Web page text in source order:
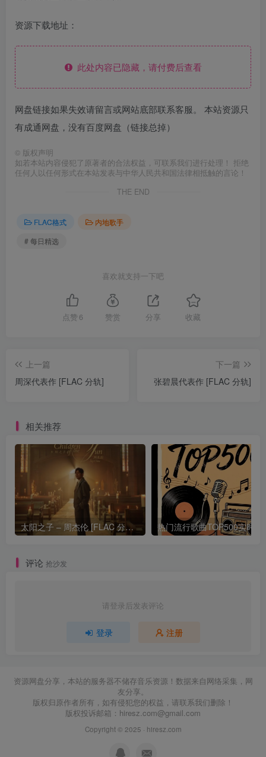
资源下载地址：
此处内容已隐藏，请付费后查看
网盘链接如果失效请留言或网站底部联系客服。 本站资源只
有成通网盘，没有百度网盘（链接总掉）
© 版权声明
如若本站内容侵犯了原著者的合法权益，可联系我们进行处理！ 拒绝
任何人以任何形式在本站发表与中华人民共和国法律相抵触的言论！
THE END
FLAC格式
内地歌手
# 每日精选
喜欢就支持一下吧
点赞 6 赞赏 分享 收藏
上一篇
周深代表作 [FLAC 分轨]
下一篇
张碧晨代表作 [FLAC 分轨]
相关推荐
太阳之子 – 周杰伦 [FLAC 分轨 192Khz 24bit]
评论 抢沙发
请登录后发表评论
登录 注册
资源网盘分享，本站的服务器不储存音乐资源！数据来自网络采集，网
友分享。
版权归原作者所有，如有侵犯您的权益，请联系我们删除！
版权投诉邮箱： hiresz.com@gmail.com
Copyright © 2025 · hiresz.com